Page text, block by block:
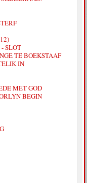
SLOT
TE BOEKSTAAF
IN
MET GOD
BEGIN